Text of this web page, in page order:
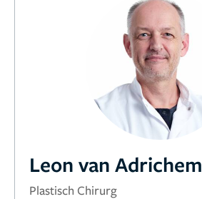
Leon van Adrichem
Plastisch Chirurg